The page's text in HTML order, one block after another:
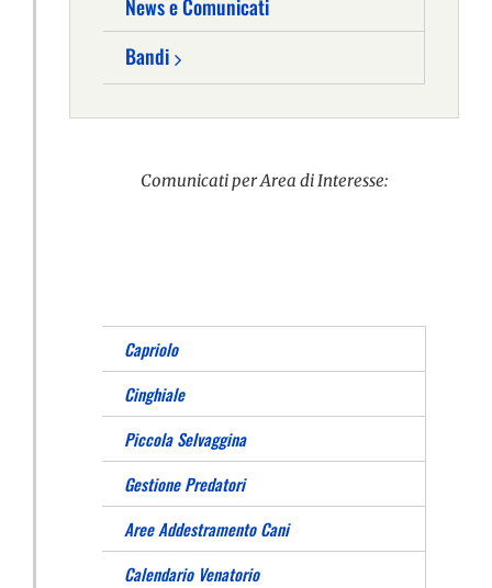
News e Comunicati
Bandi
Comunicati per Area di Interesse:
Capriolo
Cinghiale
Piccola Selvaggina
Gestione Predatori
Aree Addestramento Cani
Calendario Venatorio